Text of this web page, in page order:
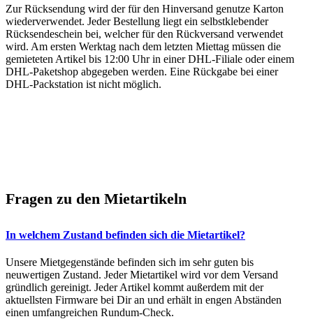
Zur Rücksendung wird der für den Hinversand genutze Karton
wiederverwendet. Jeder Bestellung liegt ein selbstklebender
Rücksendeschein bei, welcher für den Rückversand verwendet
wird. Am ersten Werktag nach dem letzten Miettag müssen die
gemieteten Artikel bis 12:00 Uhr in einer DHL-Filiale oder einem
DHL-Paketshop abgegeben werden. Eine Rückgabe bei einer
DHL-Packstation ist nicht möglich.
Fragen zu den Mietartikeln
In welchem Zustand befinden sich die Mietartikel?
Unsere Mietgegenstände befinden sich im sehr guten bis
neuwertigen Zustand. Jeder Mietartikel wird vor dem Versand
gründlich gereinigt. Jeder Artikel kommt außerdem mit der
aktuellsten Firmware bei Dir an und erhält in engen Abständen
einen umfangreichen Rundum-Check.